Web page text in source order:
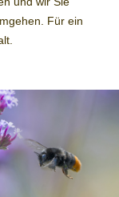
Für ein